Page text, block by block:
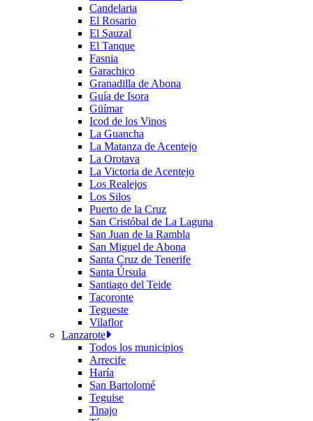
Candelaria
El Rosario
El Sauzal
El Tanque
Fasnia
Garachico
Granadilla de Abona
Guía de Isora
Güímar
Icod de los Vinos
La Guancha
La Matanza de Acentejo
La Orotava
La Victoria de Acentejo
Los Realejos
Los Silos
Puerto de la Cruz
San Cristóbal de La Laguna
San Juan de la Rambla
San Miguel de Abona
Santa Cruz de Tenerife
Santa Úrsula
Santiago del Teide
Tacoronte
Tegueste
Vilaflor
Lanzarote
Todos los municipios
Arrecife
Haría
San Bartolomé
Teguise
Tinajo